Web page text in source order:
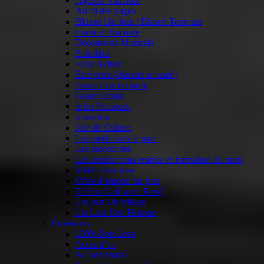
Au fil des pages
Blason Un Jour / Blason Toujours
Conte et Raconte
Découverte Musicale
Echolibri
Educ Action
Energetix (chronique santé)
Faut qu’on en parle
Grand Ecran
Infos Pratiques
Interview
Joie de Culture
Les pieds dans le parc
Les racontottes
Les rendez vous emploi et formation du mois
Météo Vaucluse
Offre d’emploi du jour
Thé ou Café avec René
Un jour Un village
Un Lieu Une Histoire
Émissions
100% Pop Love
Actus d’oc
As Ben Parlat